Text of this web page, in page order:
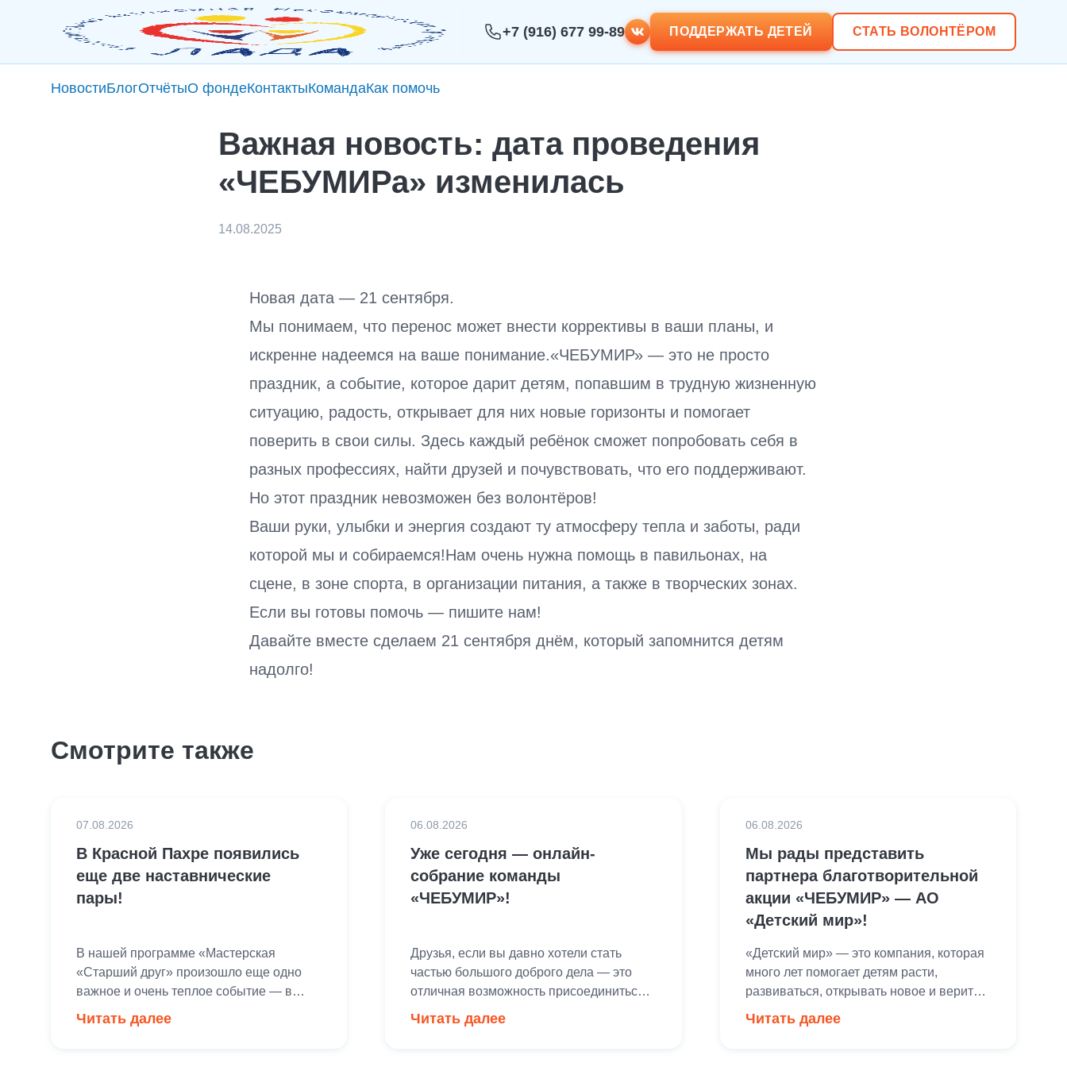
+7 (916) 677 99-89 ПОДДЕРЖАТЬ ДЕТЕЙ СТАТЬ ВОЛОНТЁРОМ
НовостиБлогОтчётыО фондеКонтактыКомандаКак помочь
Важная новость: дата проведения
«ЧЕБУМИРа» изменилась
14.08.2025
Новая дата — 21 сентября.
Мы понимаем, что перенос может внести коррективы в ваши планы, и
искренне надеемся на ваше понимание.«ЧЕБУМИР» — это не просто
праздник, а событие, которое дарит детям, попавшим в трудную жизненную
ситуацию, радость, открывает для них новые горизонты и помогает
поверить в свои силы. Здесь каждый ребёнок сможет попробовать себя в
разных профессиях, найти друзей и почувствовать, что его поддерживают.
Но этот праздник невозможен без волонтёров!
Ваши руки, улыбки и энергия создают ту атмосферу тепла и заботы, ради
которой мы и собираемся!Нам очень нужна помощь в павильонах, на
сцене, в зоне спорта, в организации питания, а также в творческих зонах.
Если вы готовы помочь — пишите нам!
Давайте вместе сделаем 21 сентября днём, который запомнится детям
надолго!
Смотрите также
В Красной Пахре появились
еще две наставнические
пары!
07.08.2026
В нашей программе «Мастерская
«Старший друг» произошло еще одно
важное и очень теплое событие — в
старт работы сразу двух новых
Читать далее
Уже сегодня — онлайн-
собрание команды
«ЧЕБУМИР»!
06.08.2026
Друзья, если вы давно хотели стать
частью большого доброго дела — это
отличная возможность присоединиться!
благотворительную
Читать далее
Мы рады представить
партнера благотворительной
акции «ЧЕБУМИР» — АО
«Детский мир»!
06.08.2026
«Детский мир» — это компания, которая
много лет помогает детям расти,
развиваться, открывать новое и верить в
инициатив и создание радостных
Читать далее